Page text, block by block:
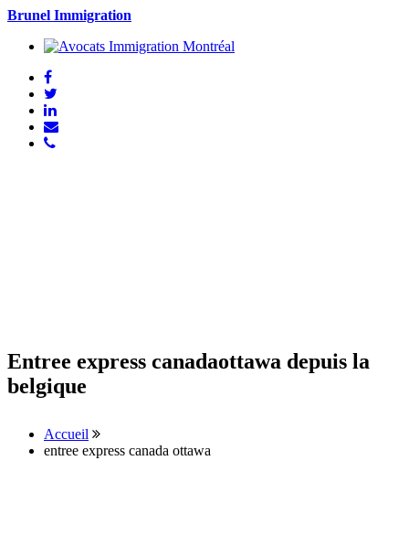
Brunel Immigration
Entree express canadaottawa depuis la
belgique
Accueil
entree express canada ottawa